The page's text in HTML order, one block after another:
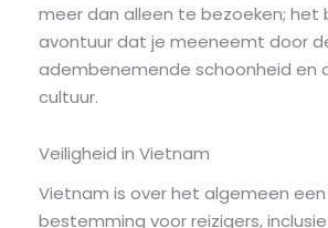
meer dan alleen te bezoeken; het
avontuur dat je meeneemt door
adembenemende schoonheid en
cultuur.
Veiligheid in Vietnam
Vietnam is over het algemeen een
bestemming voor reizigers,